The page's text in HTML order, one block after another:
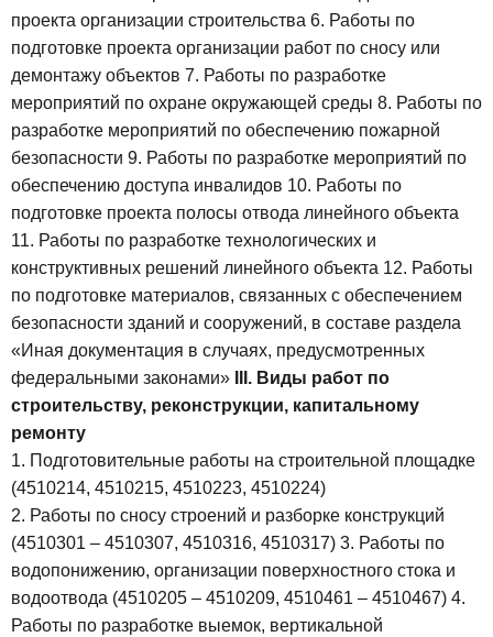
проекта организации строительства 6. Работы по
подготовке проекта организации работ по сносу или
демонтажу объектов 7. Работы по разработке
мероприятий по охране окружающей среды 8. Работы по
разработке мероприятий по обеспечению пожарной
безопасности 9. Работы по разработке мероприятий по
обеспечению доступа инвалидов 10. Работы по
подготовке проекта полосы отвода линейного объекта
11. Работы по разработке технологических и
конструктивных решений линейного объекта 12. Работы
по подготовке материалов, связанных с обеспечением
безопасности зданий и сооружений, в составе раздела
«Иная документация в случаях, предусмотренных
федеральными законами»
III. Виды работ по
строительству, реконструкции, капитальному
ремонту
1. Подготовительные работы на строительной площадке
(4510214, 4510215, 4510223, 4510224)
2. Работы по сносу строений и разборке конструкций
(4510301 – 4510307, 4510316, 4510317) 3. Работы по
водопонижению, организации поверхностного стока и
водоотвода (4510205 – 4510209, 4510461 – 4510467) 4.
Работы по разработке выемок, вертикальной